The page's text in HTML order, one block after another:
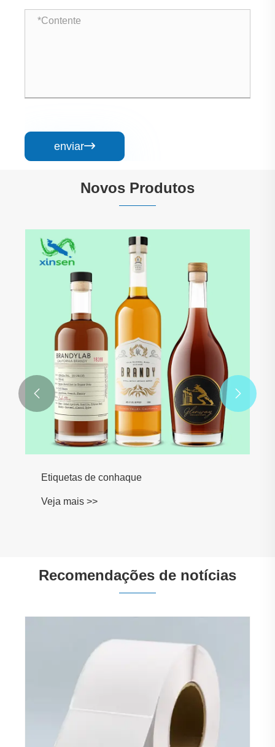
enviar
Novos Produtos
Etiquetas de conhaque
Veja mais >>
 
Recomendações de notícias